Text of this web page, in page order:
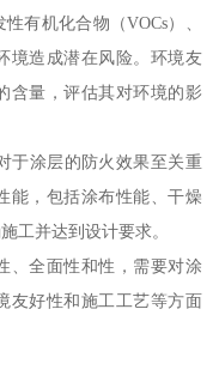
有机化合物（VOCs）、
境造成潜在风险。环境友
含量，评估其对环境的影
于涂层的防火效果至关重
能，包括涂布性能、干燥
工并达到设计要求。
、全面性和性，需要对涂
友好性和施工工艺等方面